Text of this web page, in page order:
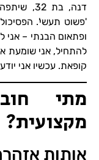
דנה, בת
'פשוט תעשי'.
ופתאום הבנתי –
להתחיל, אני שומעת
קופאת. עכשיו אני
מתי
מקצועית?
אותות